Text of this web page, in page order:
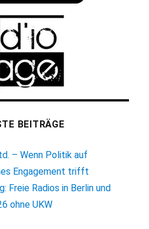
BEITRÄGE
– Wenn Politik auf
Engagement trifft
Freie Radios in Berlin und
ohne UKW